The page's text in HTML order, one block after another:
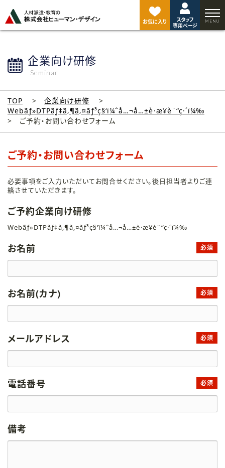
お気に入り
スタッフ
専用ページ
企業向け研修
Seminar
TOP
企業向け研修
Webãƒ»DTPãƒ‡ã‚¶ã‚¤ãƒ³ç§‘ï¼ˆå…¬å…±è·æ¥­è¨“ç·´ï¼‰
ご予約・お問い合わせフォーム
ご予約・お問い合わせフォーム
必要事項をご入力いただいてお問合せください。後日担当者よりご連
絡させていただきます。
ご予約企業向け研修
Webãƒ»DTPãƒ‡ã‚¶ã‚¤ãƒ³ç§‘ï¼ˆå…¬å…±è·æ¥­è¨“ç·´ï¼‰
お名前 必須
お名前(カナ) 必須
メールアドレス 必須
電話番号 必須
備考
ジ
ト